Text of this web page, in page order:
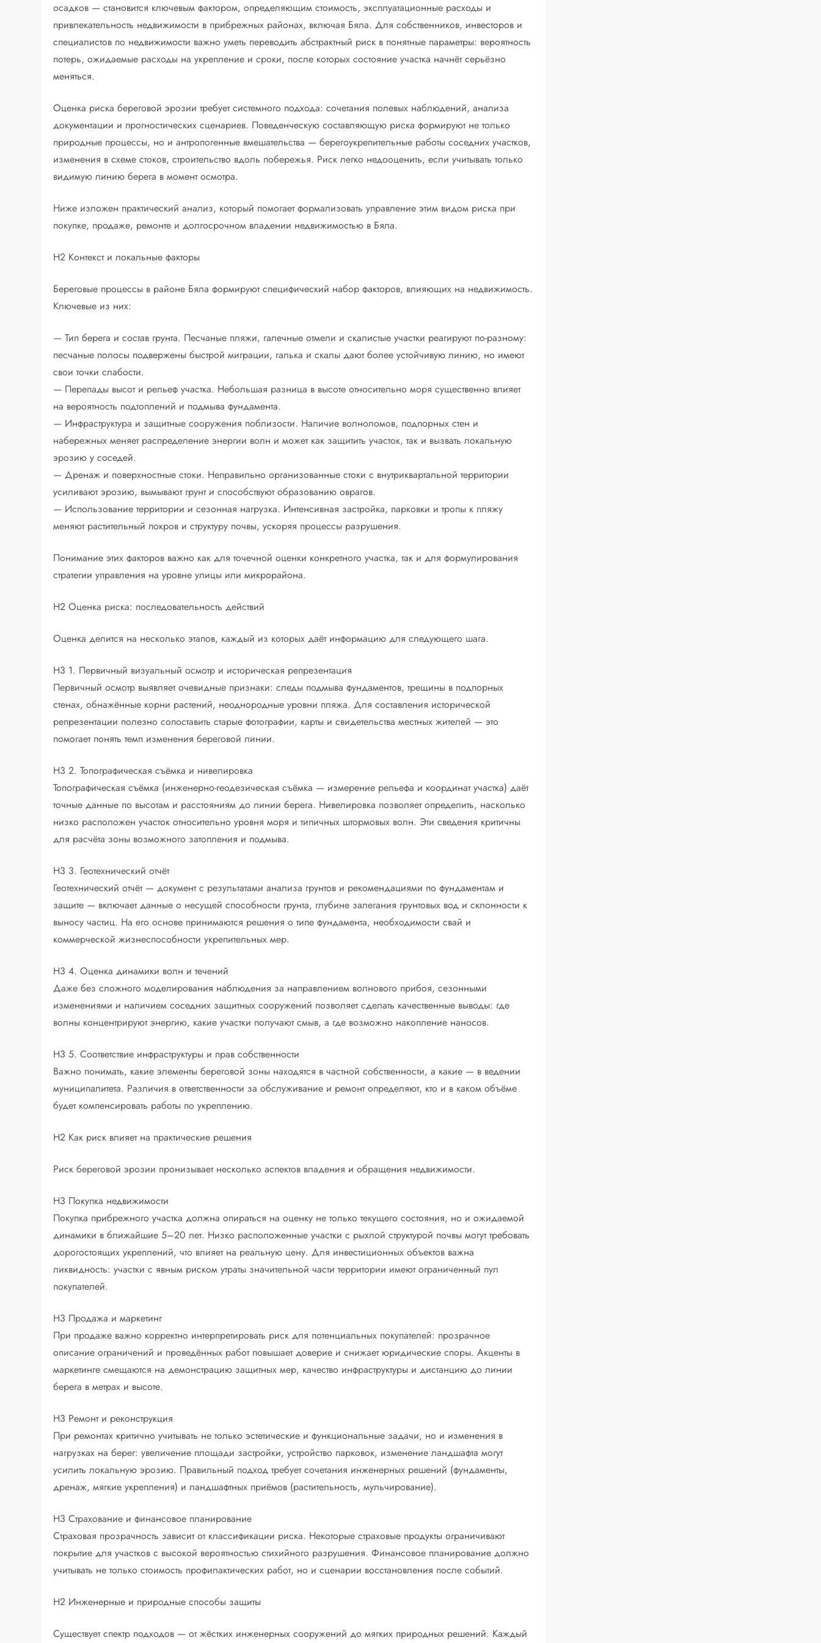
осадков — становится ключевым фактором, определяющим стоимость, эксплуатационные расходы и
привлекательность недвижимости в прибрежных районах, включая Бялa. Для собственников, инвесторов и
специалистов по недвижимости важно уметь переводить абстрактный риск в понятные параметры: вероятность
потерь, ожидаемые расходы на укрепление и сроки, после которых состояние участка начнёт серьёзно
меняться.
Оценка риска береговой эрозии требует системного подхода: сочетания полевых наблюдений, анализа
документации и прогностических сценариев. Поведенческую составляющую риска формируют не только
природные процессы, но и антропогенные вмешательства — берегоукрепительные работы соседних участков,
изменения в схеме стоков, строительство вдоль побережья. Риск легко недооценить, если учитывать только
видимую линию берега в момент осмотра.
Ниже изложен практический анализ, который помогает формализовать управление этим видом риска при
покупке, продаже, ремонте и долгосрочном владении недвижимостью в Бяла.
H2 Контекст и локальные факторы
Береговые процессы в районе Бяла формируют специфический набор факторов, влияющих на недвижимость.
Ключевые из них:
— Тип берега и состав грунта. Песчаные пляжи, галечные отмели и скалистые участки реагируют по-разному:
песчаные полосы подвержены быстрой миграции, галька и скалы дают более устойчивую линию, но имеют
свои точки слабости.
— Перепады высот и рельеф участка. Небольшая разница в высоте относительно моря существенно влияет
на вероятность подтоплений и подмыва фундамента.
— Инфраструктура и защитные сооружения поблизости. Наличие волноломов, подпорных стен и
набережных меняет распределение энергии волн и может как защитить участок, так и вызвать локальную
эрозию у соседей.
— Дренаж и поверхностные стоки. Неправильно организованные стоки с внутриквартальной территории
усиливают эрозию, вымывают грунт и способствуют образованию оврагов.
— Использование территории и сезонная нагрузка. Интенсивная застройка, парковки и тропы к пляжу
меняют растительный покров и структуру почвы, ускоряя процессы разрушения.
Понимание этих факторов важно как для точечной оценки конкретного участка, так и для формулирования
стратегии управления на уровне улицы или микрорайона.
H2 Оценка риска: последовательность действий
Оценка делится на несколько этапов, каждый из которых даёт информацию для следующего шага.
H3 1. Первичный визуальный осмотр и историческая репрезентация
Первичный осмотр выявляет очевидные признаки: следы подмыва фундаментов, трещины в подпорных
стенах, обнажённые корни растений, неоднородные уровни пляжа. Для составления исторической
репрезентации полезно сопоставить старые фотографии, карты и свидетельства местных жителей — это
помогает понять темп изменения береговой линии.
H3 2. Топографическая съёмка и нивелировка
Топографическая съёмка (инженерно-геодезическая съёмка — измерение рельефа и координат участка) даёт
точные данные по высотам и расстояниям до линии берега. Нивелировка позволяет определить, насколько
низко расположен участок относительно уровня моря и типичных штормовых волн. Эти сведения критичны
для расчёта зоны возможного затопления и подмыва.
H3 3. Геотехнический отчёт
Геотехнический отчёт — документ с результатами анализа грунтов и рекомендациями по фундаментам и
защите — включает данные о несущей способности грунта, глубине залегания грунтовых вод и склонности к
выносу частиц. На его основе принимаются решения о типе фундамента, необходимости свай и
коммерческой жизнеспособности укрепительных мер.
H3 4. Оценка динамики волн и течений
Даже без сложного моделирования наблюдения за направлением волнового прибоя, сезонными
изменениями и наличием соседних защитных сооружений позволяет сделать качественные выводы: где
волны концентрируют энергию, какие участки получают смыв, а где возможно накопление наносов.
H3 5. Соответствие инфраструктуры и прав собственности
Важно понимать, какие элементы береговой зоны находятся в частной собственности, а какие — в ведении
муниципалитета. Различия в ответственности за обслуживание и ремонт определяют, кто и в каком объёме
будет компенсировать работы по укреплению.
H2 Как риск влияет на практические решения
Риск береговой эрозии пронизывает несколько аспектов владения и обращения недвижимости.
H3 Покупка недвижимости
Покупка прибрежного участка должна опираться на оценку не только текущего состояния, но и ожидаемой
динамики в ближайшие 5–20 лет. Низко расположенные участки с рыхлой структурой почвы могут требовать
дорогостоящих укреплений, что влияет на реальную цену. Для инвестиционных объектов важна
ликвидность: участки с явным риском утраты значительной части территории имеют ограниченный пул
покупателей.
H3 Продажа и маркетинг
При продаже важно корректно интерпретировать риск для потенциальных покупателей: прозрачное
описание ограничений и проведённых работ повышает доверие и снижает юридические споры. Акценты в
маркетинге смещаются на демонстрацию защитных мер, качество инфраструктуры и дистанцию до линии
берега в метрах и высоте.
H3 Ремонт и реконструкция
При ремонтах критично учитывать не только эстетические и функциональные задачи, но и изменения в
нагрузках на берег: увеличение площади застройки, устройство парковок, изменение ландшафта могут
усилить локальную эрозию. Правильный подход требует сочетания инженерных решений (фундаменты,
дренаж, мягкие укрепления) и ландшафтных приёмов (растительность, мульчирование).
H3 Страхование и финансовое планирование
Страховая прозрачность зависит от классификации риска. Некоторые страховые продукты ограничивают
покрытие для участков с высокой вероятностью стихийного разрушения. Финансовое планирование должно
учитывать не только стоимость профилактических работ, но и сценарии восстановления после событий.
H2 Инженерные и природные способы защиты
Существует спектр подходов — от жёстких инженерных сооружений до мягких природных решений. Каждый